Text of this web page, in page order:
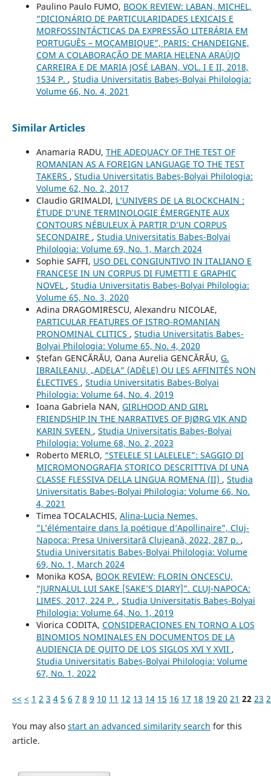
Paulino Paulo FUMO, BOOK REVIEW: LABAN, MICHEL,
“DICIONÁRIO DE PARTICULARIDADES LEXICAIS E
MORFOSSINTÁCTICAS DA EXPRESSÃO LITERÁRIA EM
PORTUGUÊS – MOÇAMBIQUE”, PARIS: CHANDEIGNE,
COM A COLABORAÇÃO DE MARIA HELENA ARAÚJO
CARREIRA E DE MARIA JOSÉ LABAN, VOL. I E II, 2018,
1534 P. , Studia Universitatis Babeș-Bolyai Philologia:
Volume 66, No. 4, 2021
Similar Articles
Anamaria RADU, THE ADEQUACY OF THE TEST OF
ROMANIAN AS A FOREIGN LANGUAGE TO THE TEST
TAKERS , Studia Universitatis Babeș-Bolyai Philologia:
Volume 62, No. 2, 2017
Claudio GRIMALDI, L’UNIVERS DE LA BLOCKCHAIN :
ÉTUDE D’UNE TERMINOLOGIE ÉMERGENTE AUX
CONTOURS NÉBULEUX À PARTIR D’UN CORPUS
SECONDAIRE , Studia Universitatis Babeș-Bolyai
Philologia: Volume 69, No. 1, March 2024
Sophie SAFFI, USO DEL CONGIUNTIVO IN ITALIANO E
FRANCESE IN UN CORPUS DI FUMETTI E GRAPHIC
NOVEL , Studia Universitatis Babeș-Bolyai Philologia:
Volume 65, No. 3, 2020
Adina DRAGOMIRESCU, Alexandru NICOLAE,
PARTICULAR FEATURES OF ISTRO-ROMANIAN
PRONOMINAL CLITICS , Studia Universitatis Babeș-
Bolyai Philologia: Volume 65, No. 4, 2020
Ștefan GENCĂRĂU, Oana Aurelia GENCĂRĂU, G.
IBRAILEANU, „ADELA” (ADÈLE) OU LES AFFINITÉS NON
ÉLECTIVES , Studia Universitatis Babeș-Bolyai
Philologia: Volume 64, No. 4, 2019
Ioana Gabriela NAN, GIRLHOOD AND GIRL
FRIENDSHIP IN THE NARRATIVES OF BJØRG VIK AND
KARIN SVEEN , Studia Universitatis Babeș-Bolyai
Philologia: Volume 68, No. 2, 2023
Roberto MERLO, “STELELE ȘI LALELELE”: SAGGIO DI
MICROMONOGRAFIA STORICO DESCRITTIVA DI UNA
CLASSE FLESSIVA DELLA LINGUA ROMENA (II) , Studia
Universitatis Babeș-Bolyai Philologia: Volume 66, No.
4, 2021
Timea TOCALACHIS, Alina-Lucia Nemeș,
"L’élémentaire dans la poétique d’Apollinaire", Cluj-
Napoca: Presa Universitară Clujeană, 2022, 287 p. ,
Studia Universitatis Babeș-Bolyai Philologia: Volume
69, No. 1, March 2024
Monika KOSA, BOOK REVIEW: FLORIN ONCESCU,
“JURNALUL LUI SAKE [SAKE’S DIARY]”. CLUJ-NAPOCA:
LIMES, 2017, 224 P. , Studia Universitatis Babeș-Bolyai
Philologia: Volume 64, No. 1, 2019
Viorica CODITA, CONSIDERACIONES EN TORNO A LOS
BINOMIOS NOMINALES EN DOCUMENTOS DE LA
AUDIENCIA DE QUITO DE LOS SIGLOS XVI Y XVII ,
Studia Universitatis Babeș-Bolyai Philologia: Volume
67, No. 1, 2022
<< < 1 2 3 4 5 6 7 8 9 10 11 12 13 14 15 16 17 18 19 20 21 22 23
You may also start an advanced similarity search for this
article.